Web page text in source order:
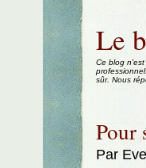
Aller au contenu
Le
Ce blog
sûr. Nous
Pour
Par